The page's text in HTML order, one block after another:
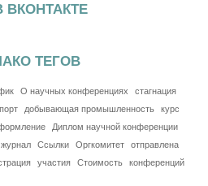
ТЕГОВ
О научных конференциях
стагнация
добывающая промышленность
курс
Диплом научной конференции
журнал Ссылки Оргкомитет
отправлена
участия Стоимость
конференций